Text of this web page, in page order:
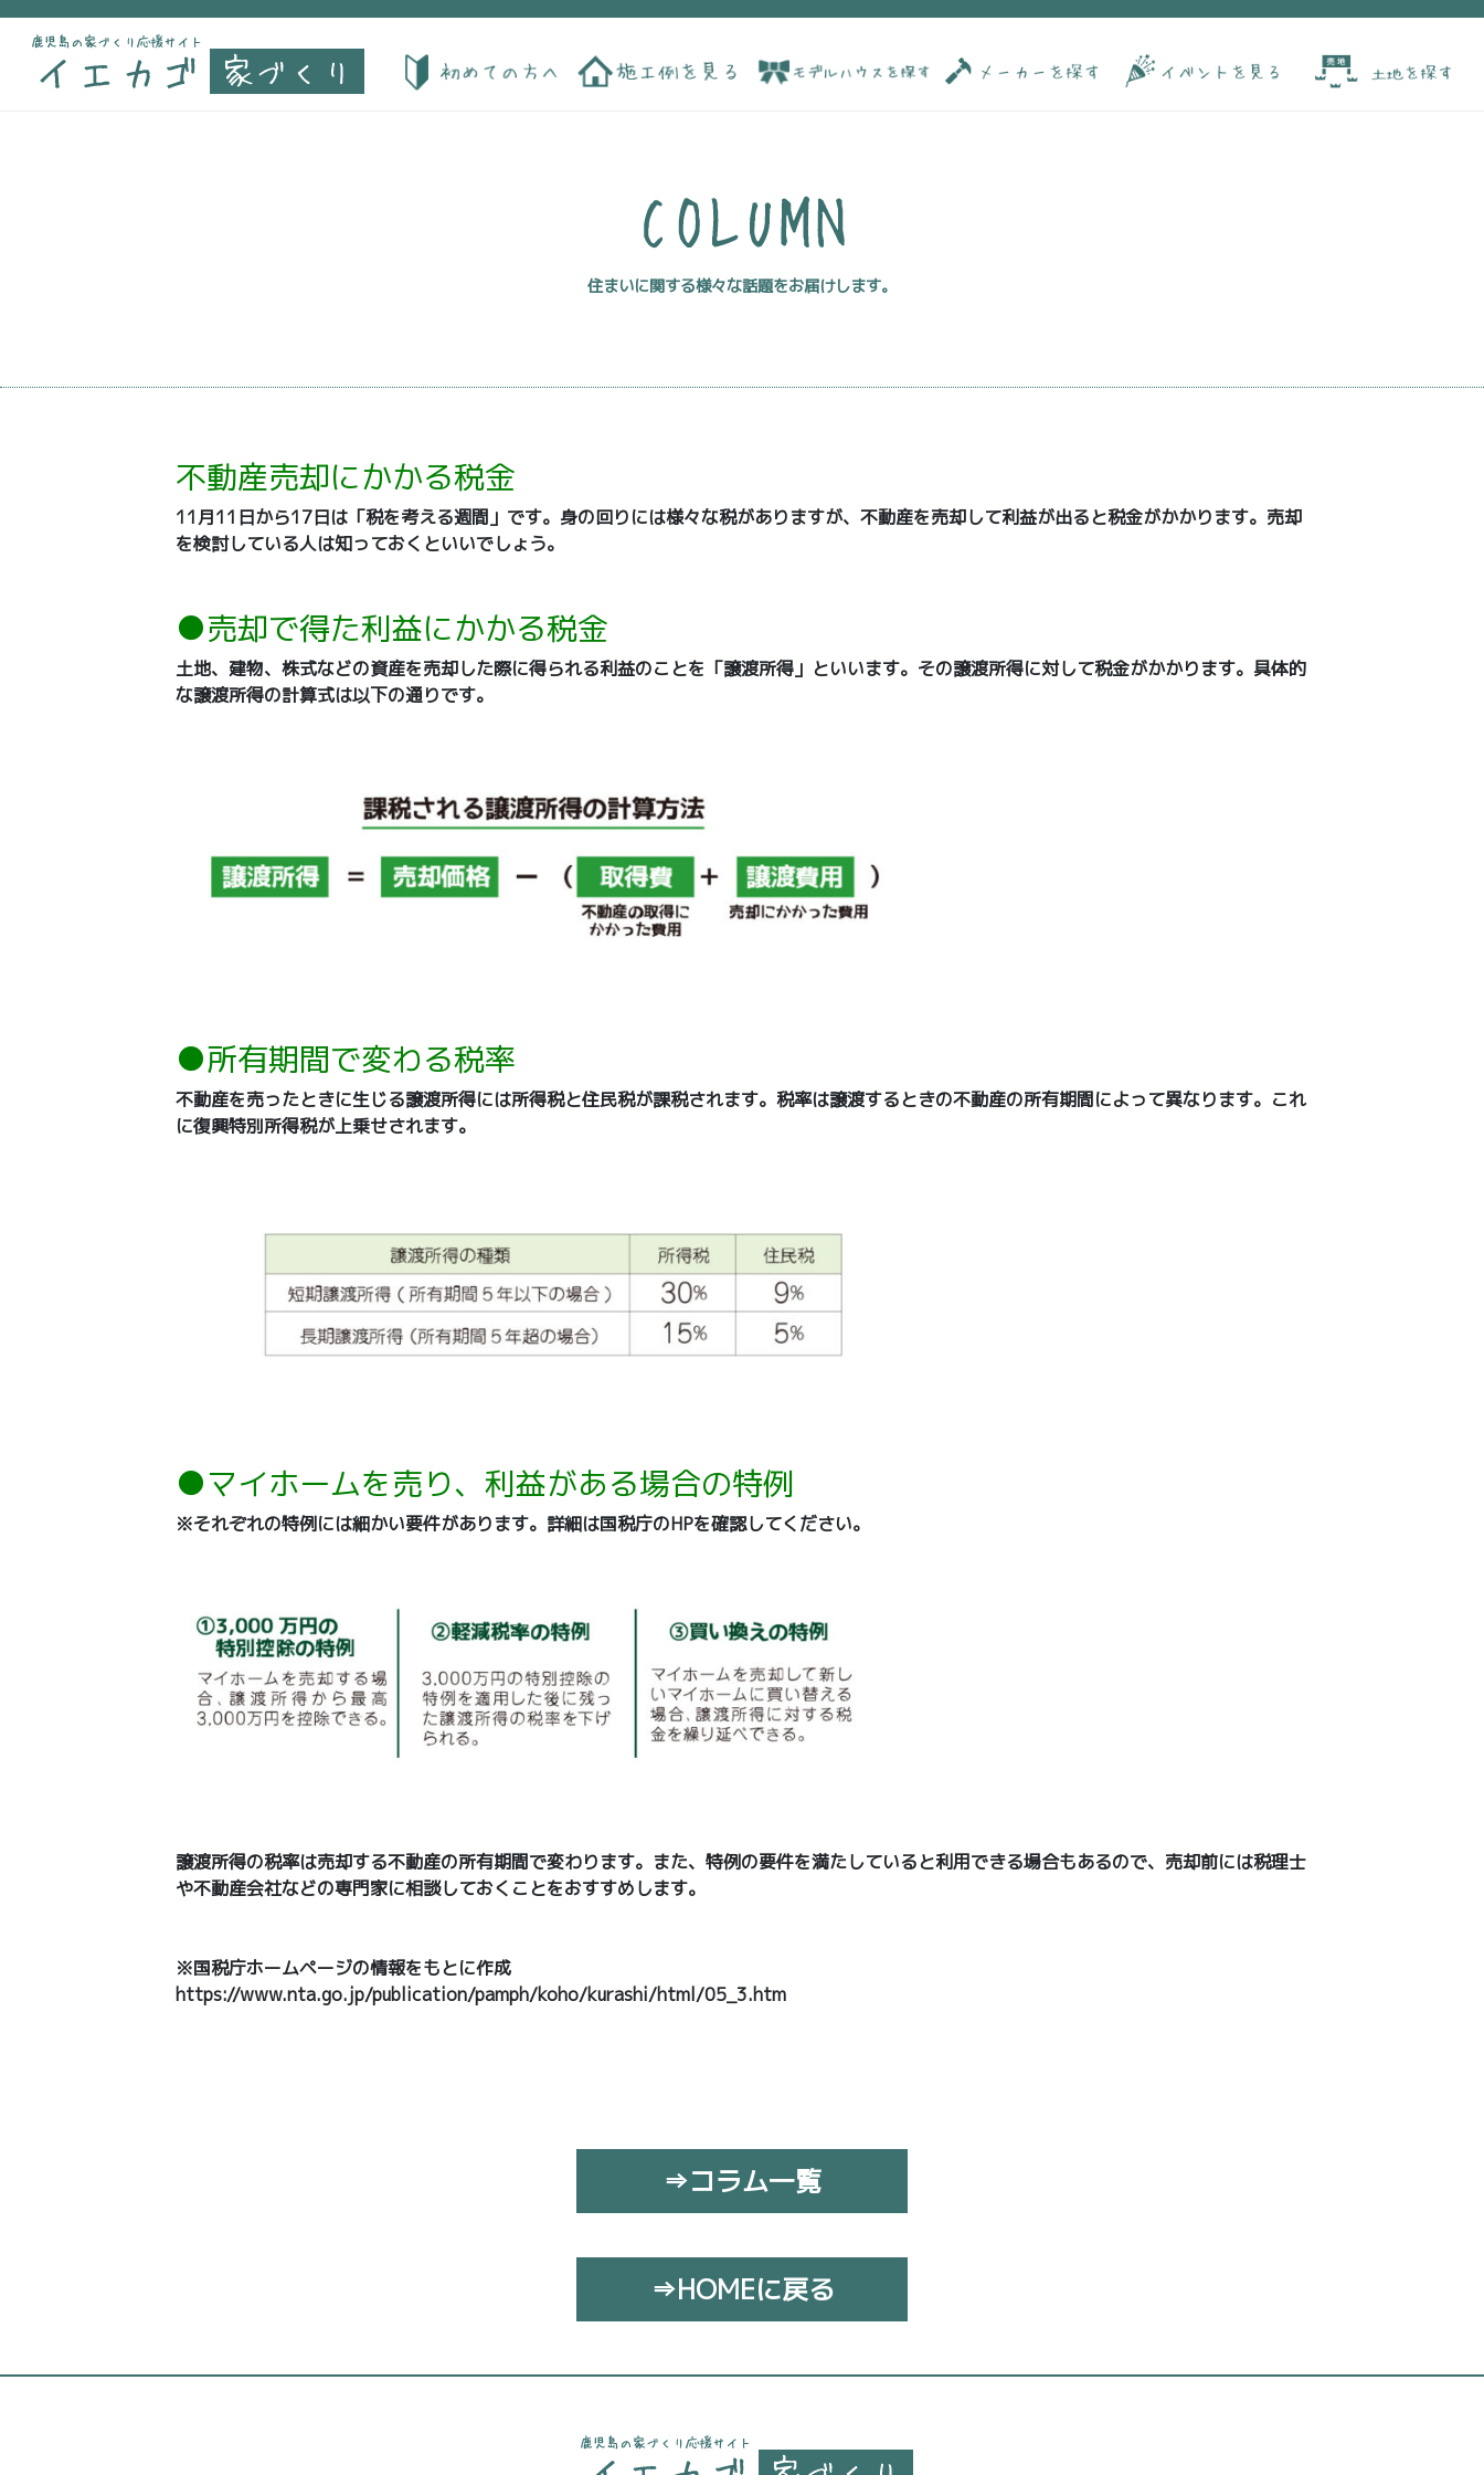
住まいに関する様々な話題をお届けします。
不動産売却にかかる税金
11月11日から17日は「税を考える週間」です。身の回りには様々な税がありますが、不動産を売却して利益が出ると税金がかかります。売却
を検討している人は知っておくといいでしょう。
●売却で得た利益にかかる税金
土地、建物、株式などの資産を売却した際に得られる利益のことを「譲渡所得」といいます。その譲渡所得に対して税金がかかります。具体的
な譲渡所得の計算式は以下の通りです。
●所有期間で変わる税率
不動産を売ったときに生じる譲渡所得には所得税と住民税が課税されます。税率は譲渡するときの不動産の所有期間によって異なります。これ
に復興特別所得税が上乗せされます。
●マイホームを売り、利益がある場合の特例
※それぞれの特例には細かい要件があります。詳細は国税庁のHPを確認してください。
譲渡所得の税率は売却する不動産の所有期間で変わります。また、特例の要件を満たしていると利用できる場合もあるので、売却前には税理士
や不動産会社などの専門家に相談しておくことをおすすめします。
※国税庁ホームページの情報をもとに作成
https://www.nta.go.jp/publication/pamph/koho/kurashi/html/05_3.htm
⇒コラム一覧
⇒HOMEに戻る